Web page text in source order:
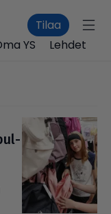
Tilaa
YS Lehdet